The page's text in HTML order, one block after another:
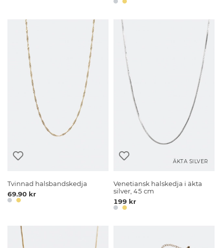
Tvinnad halsbandskedja
69.90 kr
ÄKTA SILVER
Venetiansk halskedja i äkta
silver, 45 cm
199 kr